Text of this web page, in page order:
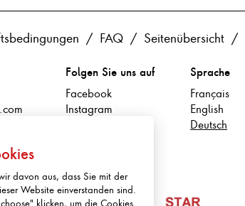
FAQ Seitenübersicht
Folgen Sie uns auf
Facebook
Instagram
Sprache
Français
English
Deutsch
davon aus, dass Sie mit der
Website einverstanden sind.
klicken, um die Cookies